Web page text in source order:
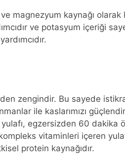
magnezyum kaynağı
ve potasyum içeriği
zengindir. Bu sayede
ile kaslarımızı
egzersizden 60 dakika
vitaminleri içeren
protein kaynağıdır.